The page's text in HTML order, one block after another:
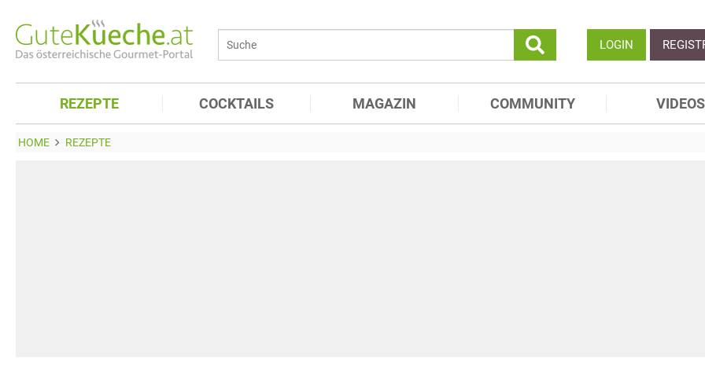
LOGIN
REZEPTE COCKTAILS MAGAZIN COMMUNITY VIDEOS
HOME REZEPTE